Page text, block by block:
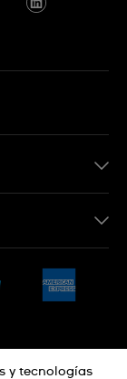
y tecnologías